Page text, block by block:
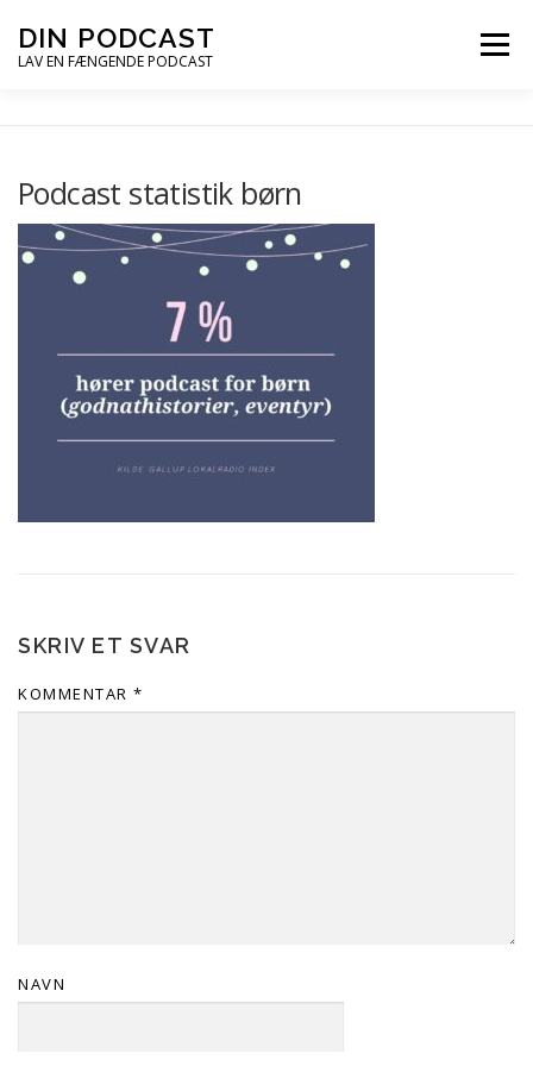
tilDIN PODCAST
LAV EN FÆNGENDE PODCAST
Menu
PODCAST – LYT PODCAST MAIL
Podcast statistik børn
SKRIV ET SVAR
KOMMENTAR *
NAVN